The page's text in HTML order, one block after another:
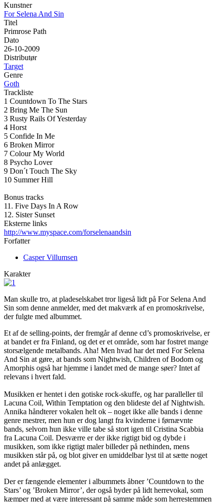
Kunstner
For Selena And Sin
Titel
Primrose Path
Dato
26-10-2009
Distributør
Target
Genre
Goth
Trackliste
1 Countdown To The Stars
2 Bring Me The Sun
3 Rusty Rails Of Yesterday
4 Horst
5 Confide In Me
6 Broken Mirror
7 Colour My World
8 Psycho Lover
9 Don´t Touch The Sky
10 Summer Hill
Bonus tracks
11. Five Days In A Row
12. Sister Sunset
Eksterne links
http://www.myspace.com/forselenaandsin
Forfatter
Casper Villumsen
Karakter
Man skulle tro, at pladeselskabet tror ligeså lidt på For Selena And
Sin som denne anmelder, med det makværk af en promoskrivelse,
der fulgte med albummet.
Et af de selling-points, der fremgår af denne cd’s promoskrivelse, er
at bandet er fra Finland, og det er et område, som har fostret mange
storsælgende metalbands. Aha! Men hvad har det med For Selena
And Sin at gøre, at bands som Nightwish, Children of Bodom og
Amorphis også har hjemme i landet med de mange søer? Intet af
relevans i hvert fald.
Musikken er hentet i den gotiske rock-skuffe, og har paralleller til
Lacuna Coil, Within Temptation og den blideste del af Nightwish.
Annika håndterer vokalen helt ok – noget ikke alle bands i denne
genre mestrer, men hun er dog langt fra kvinderne i førnævnte
bands, selvom hun ikke ville tabe så stort igen til Cristina Scabbia
fra Lacuna Coil. Desværre er der ikke rigtigt bid og dybde i
musikken, som ikke rigtigt maler billeder på nethinden, mens
musikken står på, og blot giver en umiddelbar lyst til at sætte noget
andet på anlægget.
Der er fængende elementer i albummets åbner ’Countdown to the
Stars’ og ’Broken Mirror’, der også byder på lidt herrevokal, som
kæmper med at være interessant på samme måde som herrestemmen